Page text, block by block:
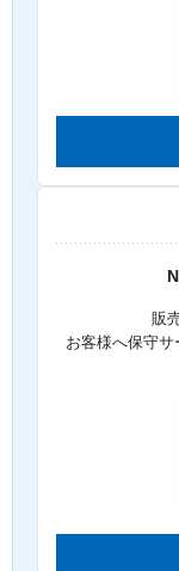
販
お客様へ保守